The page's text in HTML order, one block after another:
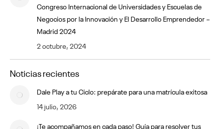
Congreso Internacional de Universidades y Escuelas de
Negocios por la Innovación y El Desarrollo Emprendedor –
Madrid 2024
2 octubre, 2024
Noticias recientes
Dale Play a tu Ciclo: prepárate para una matrícula exitosa
14 julio, 2026
¡Te acompañamos en cada paso! Guía para resolver tus